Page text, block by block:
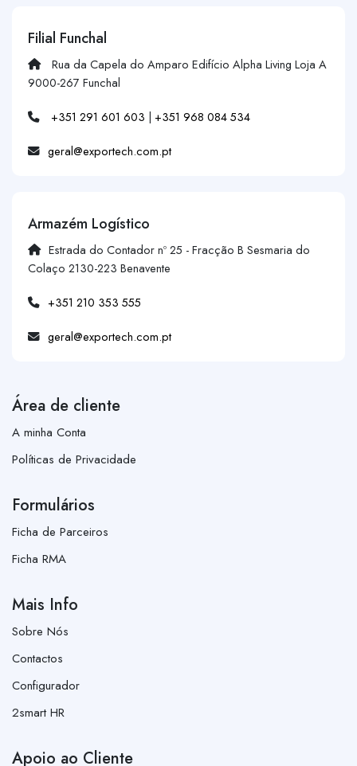
Filial Funchal
Rua da Capela do Amparo Edifício Alpha Living Loja A
9000-267 Funchal
+351 291 601 603 | +351 968 084 534
geral@exportech.com.pt
Armazém Logístico
Estrada do Contador nº 25 - Fracção B Sesmaria do
Colaço 2130-223 Benavente
+351 210 353 555
geral@exportech.com.pt
Área de cliente
A minha Conta
Políticas de Privacidade
Formulários
Ficha de Parceiros
Ficha RMA
Mais Info
Sobre Nós
Contactos
Configurador
2smart HR
Apoio ao Cliente